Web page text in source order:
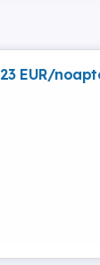
23 EUR/